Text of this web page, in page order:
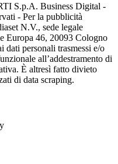
S.p.A. Business Digital -
- Per la pubblicità
N.V., sede legale
Europa 46, 20093 Cologno
dati personali trasmessi e/o
all’addestramento di
È altresì fatto divieto
di data scraping.